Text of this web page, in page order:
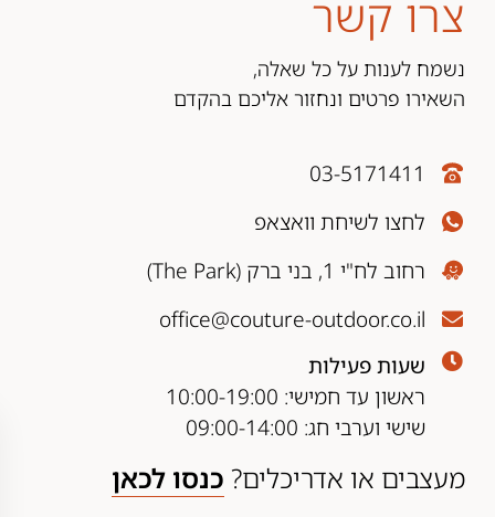
צרו קשר
נשמח לענות על כל שאלה,
השאירו פרטים ונחזור אליכם בהקדם
03-5171411
לחצו לשיחת וואצאפ
רחוב לח"י 1, בני ברק (The Park)
office@couture-outdoor.co.il
שעות פעילות
ראשון עד חמישי: 10:00-19:00
שישי וערבי חג: 09:00-14:00
מעצבים או אדריכלים? כנסו לכאן